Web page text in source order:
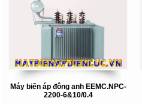
Máy biến áp đông anh EEMC.NPC-
2200-6&10/0.4